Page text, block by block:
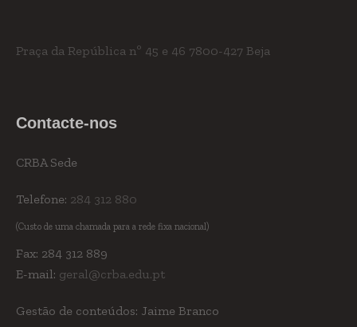
Praça da República nº 45 e 46 7800-427 Beja
Contacte-nos
CRBA Sede
Telefone: 284 312 880
(Custo de uma chamada para a rede fixa nacional)
Fax: 284 312 889
E-mail: geral@crba.edu.pt
Gestão de conteúdos: Jaime Branco